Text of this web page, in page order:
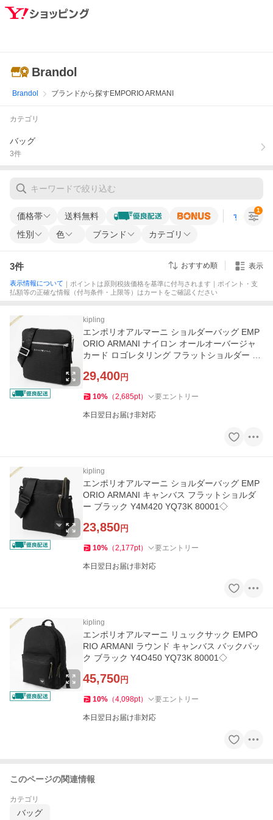
Brandol
Brandol ブランドから探すEMPORIO ARMANI
カテゴリ
バッグ
3件
価格帯 送料無料 すべての条
性別 色 ブランド カテゴリ
1
3件 おすすめ順 表示
表示情報について ｜ポイントは原則税抜価格を基準に付与されます｜ポイント・支
払額等の正確な情報（付与条件・上限等）はカートをご確認ください
kipling
エンポリオアルマーニ ショルダーバッグ EMP
ORIO ARMANI ナイロン オールオーバージャ
カード ロゴレタリング フラットショルダー ブ
29,400円
10% （2,685pt） 要エントリー
本日翌日お届け非対応
kipling
エンポリオアルマーニ ショルダーバッグ EMP
ORIO ARMANI キャンバス フラットショルダ
ー ブラック Y4M420 YQ73K 80001◇
23,850円
10% （2,177pt） 要エントリー
本日翌日お届け非対応
kipling
エンポリオアルマーニ リュックサック EMPO
RIO ARMANI ラウンド キャンバス バックパッ
ク ブラック Y4O450 YQ73K 80001◇
45,750円
10% （4,098pt） 要エントリー
本日翌日お届け非対応
このページの関連情報
カテゴリ
バッグ